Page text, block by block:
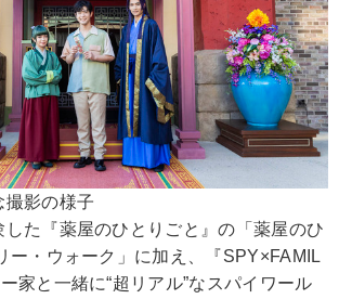
撮影の様子
した『薬屋のひとりごと』の「薬屋のひ
ー・ウォーク」に加え、『SPY×FAMIL
家と一緒に“超リアル”なスパイワール